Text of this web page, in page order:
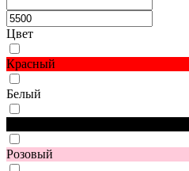
Цвет
Красный
Белый
Розовый